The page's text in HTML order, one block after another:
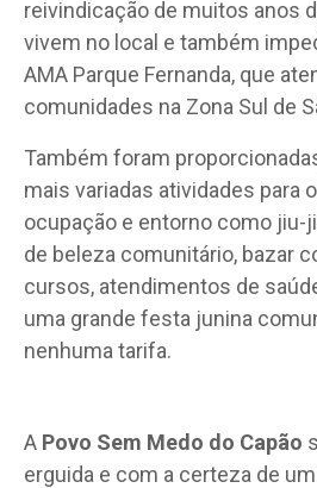
reivindicação de muitos anos
vivem no local e também
AMA Parque Fernanda, que
comunidades na Zona Sul de
Também foram
mais variadas atividades para
ocupação e entorno como jiu-
de beleza comunitário, bazar
cursos, atendimentos de
uma grande festa junina
nenhuma tarifa.
A Povo Sem Medo do Capão
erguida e com a certeza de